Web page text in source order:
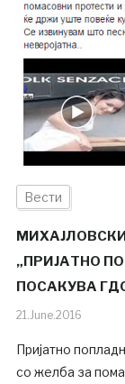
Вести
„ПРИЈАТНО
ПОСАКУВА
21.June.2016
Пријатно
со желба за